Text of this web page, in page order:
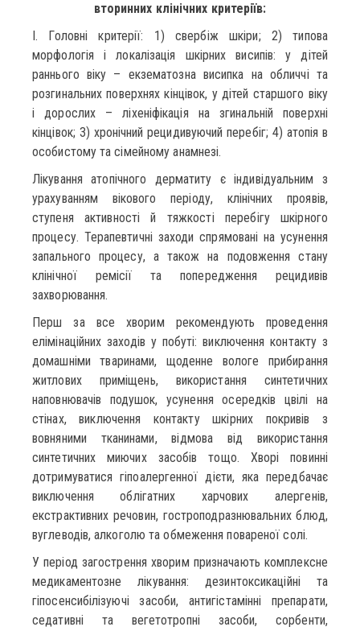
вторинних клінічних критеріїв:
І. Головні критерії: 1) свербіж шкіри; 2) типова
морфологія і локалізація шкірних висипів: у дітей
раннього віку – екзематозна висипка на обличчі та
розгинальних поверхнях кінцівок, у дітей старшого віку
і дорослих – ліхеніфікація на згинальній поверхні
кінцівок; 3) хронічний рецидивуючий перебіг; 4) атопія в
особистому та сімейному анамнезі.
Лікування атопічного дерматиту є індивідуальним з
урахуванням вікового періоду, клінічних проявів,
ступеня активності й тяжкості перебігу шкірного
процесу. Терапевтичні заходи спрямовані на усунення
запального процесу, а також на подовження стану
клінічної ремісії та попередження рецидивів
захворювання.
Перш за все хворим рекомендують проведення
елімінаційних заходів у побуті: виключення контакту з
домашніми тваринами, щоденне вологе прибирання
житлових приміщень, використання синтетичних
наповнювачів подушок, усунення осередків цвілі на
стінах, виключення контакту шкірних покривів з
вовняними тканинами, відмова від використання
синтетичних миючих засобів тощо. Хворі повинні
дотримуватися гіпоалергенної дієти, яка передбачає
виключення облігатних харчових алергенів,
екстрактивних речовин, гостроподразнювальних блюд,
вуглеводів, алкоголю та обмеження повареної солі.
У період загострення хворим призначають комплексне
медикаментозне лікування: дезинтоксикаційні та
гіпосенсибілізуючі засоби, антигістамінні препарати,
седативні та вегетотропні засоби, сорбенти,